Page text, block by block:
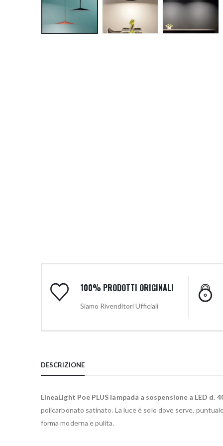
100% PRODOTTI ORIGINALI
Siamo Rivenditori Ufficiali
DESCRIZIONE
LineaLight Poe PLUS lampada a sospensione a LED d.
policarbonato satinato. La luce è solo dove serve,
forma moderna e pulita.